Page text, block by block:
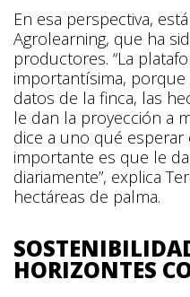
En esa perspectiva,
Agrolearning, que ha
productores. “La
importantísima,
datos de la finca, las
le dan la proyección a
dice a uno qué
importante es que le
diariamente”, explica
hectáreas de palma.
HORIZONTES